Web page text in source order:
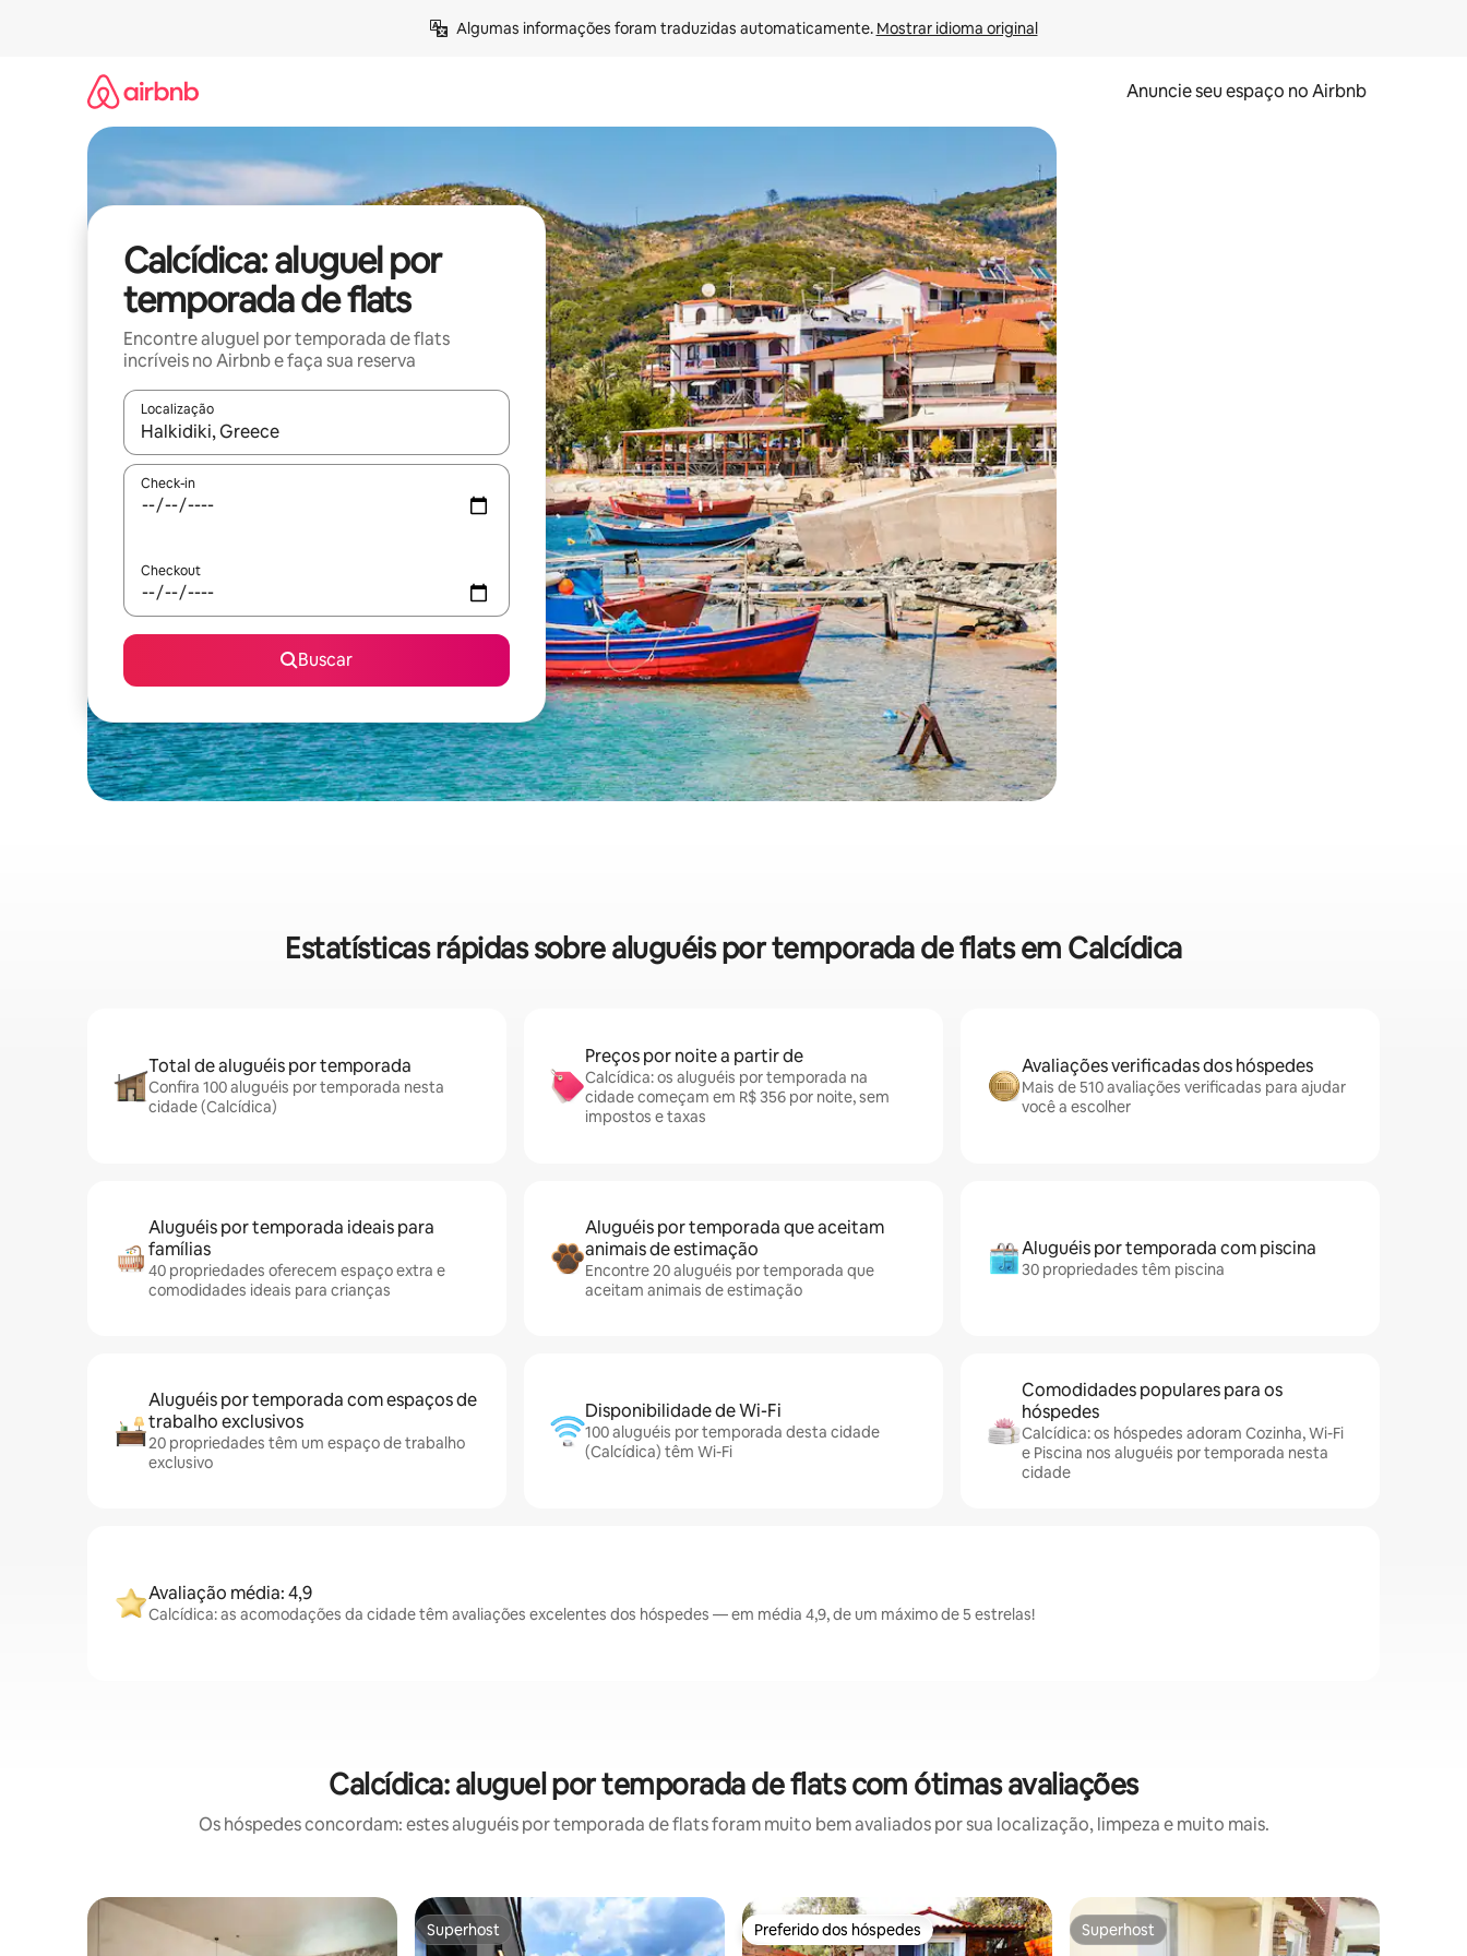
Algumas informações foram traduzidas automaticamente. Mostrar idioma original
Anuncie seu espaço no Airbnb
Calcídica: aluguel por
temporada de flats
Encontre aluguel por temporada de flats
incríveis no Airbnb e faça sua reserva
Localização
Quando os resultados estiverem disponíveis, explore-os usando as seta para cima e para baixo do teclado ou tocando e deslizando o dedo na tela.
Check-in
Checkout
Buscar
Estatísticas rápidas sobre aluguéis por temporada de flats em Calcídica
Total de aluguéis por temporada
Confira 100 aluguéis por temporada nesta
cidade (Calcídica)
Preços por noite a partir de
Calcídica: os aluguéis por temporada na
cidade começam em R$ 356 por noite, sem
impostos e taxas
Avaliações verificadas dos hóspedes
Mais de 510 avaliações verificadas para ajudar
você a escolher
Aluguéis por temporada ideais para
famílias
40 propriedades oferecem espaço extra e
comodidades ideais para crianças
Aluguéis por temporada que aceitam
animais de estimação
Encontre 20 aluguéis por temporada que
aceitam animais de estimação
Aluguéis por temporada com piscina
30 propriedades têm piscina
Aluguéis por temporada com espaços de
trabalho exclusivos
20 propriedades têm um espaço de trabalho
exclusivo
Disponibilidade de Wi-Fi
100 aluguéis por temporada desta cidade
(Calcídica) têm Wi-Fi
Comodidades populares para os
hóspedes
Calcídica: os hóspedes adoram Cozinha, Wi-Fi
e Piscina nos aluguéis por temporada nesta
cidade
Avaliação média: 4,9
Calcídica: as acomodações da cidade têm avaliações excelentes dos hóspedes — em média 4,9, de um máximo de 5 estrelas!
Calcídica: aluguel por temporada de flats com ótimas avaliações
Os hóspedes concordam: estes aluguéis por temporada de flats foram muito bem avaliados por sua localização, limpeza e muito mais.
Superhost
Superhost Preferido dos hóspedes
Preferido dos hóspedes Superhost
Superhost